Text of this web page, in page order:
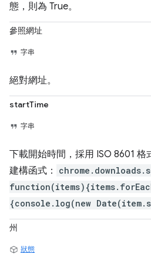
態，則為 True。
參照網址
字串
絕對網址。
startTime
字串
下載開始時間，採用 ISO 8601
建構函式：
{console.log(new
州
狀態